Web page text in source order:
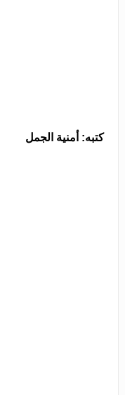
كتبه: أمنية الجمل